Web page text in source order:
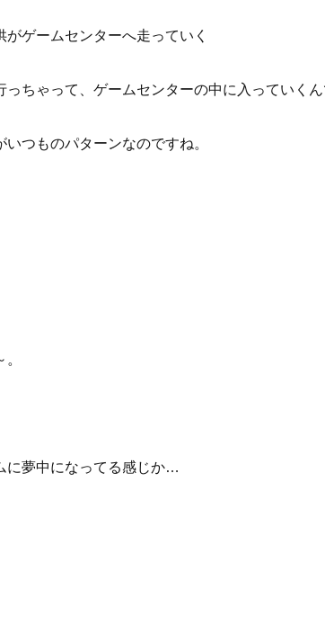
ゲームセンターへ走っていく
ちゃって、ゲームセンターの中に入っていく
つものパターンなのですね。
に夢中になってる感じか…